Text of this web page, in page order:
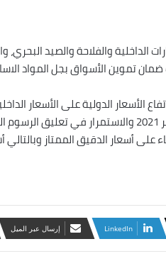
والفلاحة والصيد البحري،
تموين الأسواق بجل المواد
الأسعار الدولية على الأسعار
القمح الصلب والطري ابتداء من فاتح نونبر
على أسعار الدقيق الممتاز
LinkedIn ‏إرسال عبر الميل